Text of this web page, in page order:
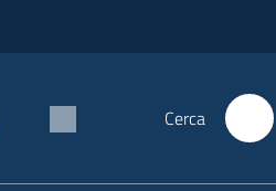
Cerca